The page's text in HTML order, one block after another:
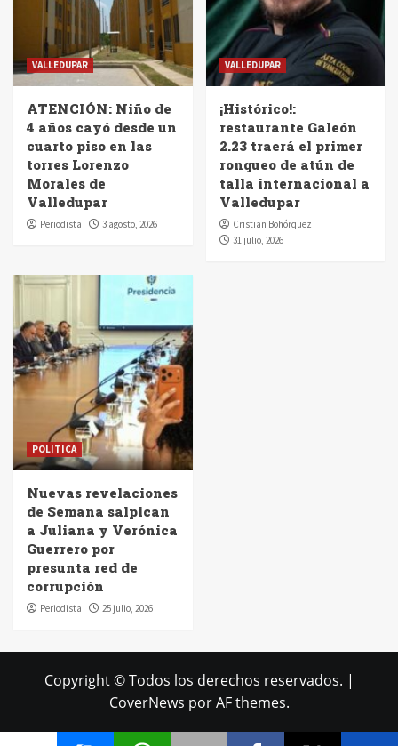
VALLEDUPAR
ATENCIÓN: Niño de
4 años cayó desde un
cuarto piso en las
torres Lorenzo
Morales de
Valledupar
Periodista 3 agosto, 2026
VALLEDUPAR
¡Histórico!:
restaurante Galeón
2.23 traerá el primer
ronqueo de atún de
talla internacional a
Valledupar
Cristian Bohórquez
31 julio, 2026
POLITICA
Nuevas revelaciones
de Semana salpican
a Juliana y Verónica
Guerrero por
presunta red de
corrupción
Periodista 25 julio, 2026
Copyright © Todos los derechos reservados. |
CoverNews por AF themes.